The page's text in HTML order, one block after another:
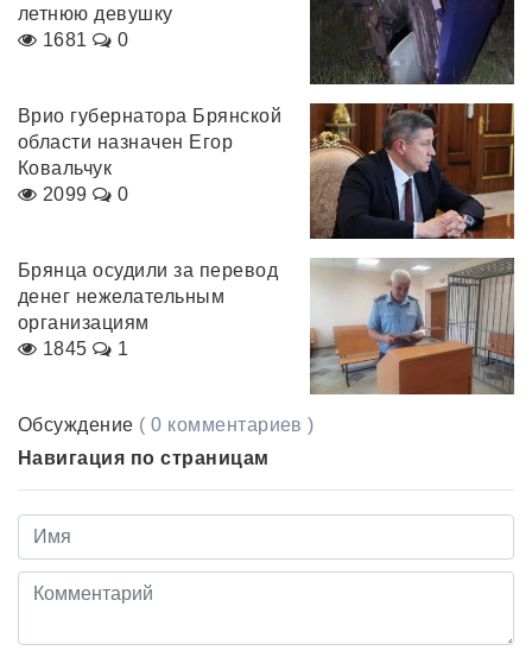
летнюю девушку
1681
0
Врио губернатора Брянской
области назначен Егор
Ковальчук
2099
0
Брянца осудили за перевод
денег нежелательным
организациям
1845
1
Обсуждение ( 0 комментариев )
Навигация по страницам